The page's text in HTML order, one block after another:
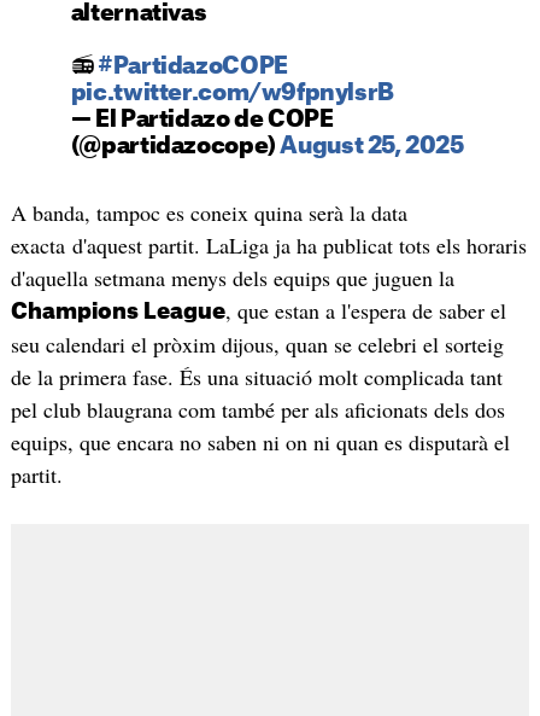
alternativas
📻 #PartidazoCOPE
pic.twitter.com/w9fpnylsrB
— El Partidazo de COPE
(@partidazocope)August 25, 2025
A banda, tampoc es coneix quina serà la data
exacta d'aquest partit. LaLiga ja ha publicat tots els horaris
d'aquella setmana menys dels equips que juguen la
Champions League, que estan a l'espera de saber el
seu calendari el pròxim dijous, quan se celebri el sorteig
de la primera fase. És una situació molt complicada tant
pel club blaugrana com també per als aficionats dels dos
equips, que encara no saben ni on ni quan es disputarà el
partit.